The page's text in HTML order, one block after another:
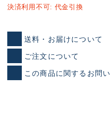
決済利用不可: 代金引換
送料・お届けについて
ご注文について
この商品に関するお問